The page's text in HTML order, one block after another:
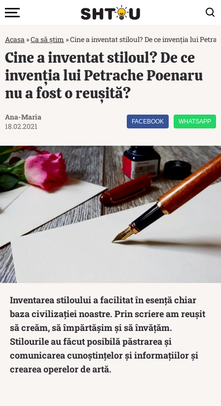
Acasa »Ca să știm »Cine a inventat stiloul? De ce invenția lui
Cine a inventat stiloul? De ce
invenția lui Petrache Poenaru
nu a fost o reușită?
Ana-Maria
18.02.2021
FACEBOOK WHATSAPP
Inventarea stiloului a facilitat în esență chiar
baza civilizației noastre. Prin scriere am reușit
să creăm, să împărtășim și să învățăm.
Stilourile au făcut posibilă păstrarea și
comunicarea cunoștințelor și informațiilor și
crearea operelor de artă.